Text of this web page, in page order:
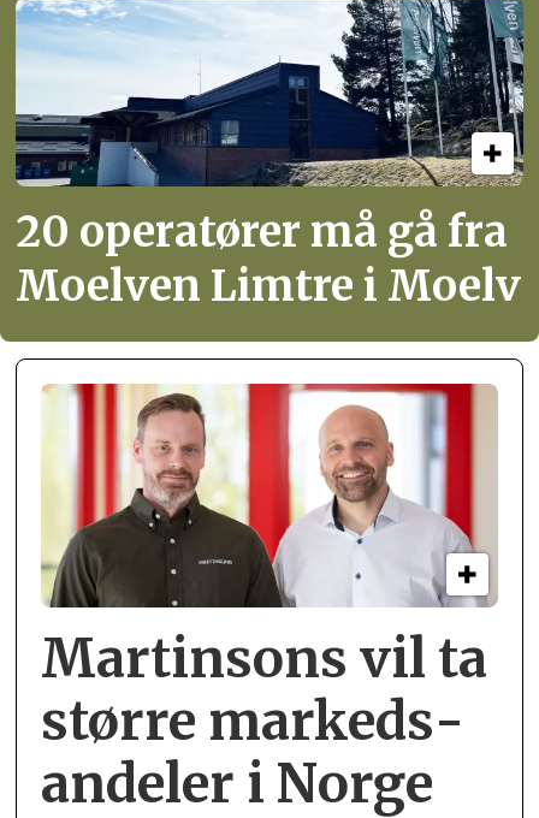
20 operatører må gå fra
Moelven Limtre i Moelv
Martinsons vil ta
større markeds­
andeler i Norge